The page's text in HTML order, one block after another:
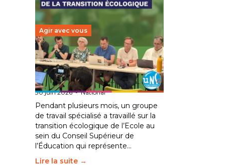
Agir avec vous
Transition écologique de
l’éducation : l’UNSA Éducation
fait bouger les lignes
30 juin 2026-National
Pendant plusieurs mois, un groupe
de travail spécialisé a travaillé sur la
transition écologique de l’Ecole au
sein du Conseil Supérieur de
l’Éducation qui représente…
Lire la suite →